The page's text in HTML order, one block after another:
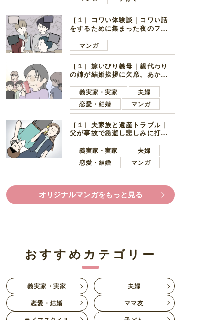
［１］コワい体験談｜コワい話
をするために集まった夜のファ
好きの男の子ママ
マンガ
［１］嫁いびり義母｜親代わり
の姉が結婚挨拶に欠席。あから
義実家・実家
夫婦
恋愛・結婚
マンガ
［１］夫家族と遺産トラブル｜
父が事故で急逝し悲しみに打ち
ます夫
義実家・実家
夫婦
恋愛・結婚
マンガ
オリジナルマンガをもっと見る
おすすめカテゴリー
義実家・実家
夫婦
恋愛・結婚
ママ友